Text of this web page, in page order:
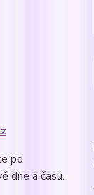
po
dne a času.